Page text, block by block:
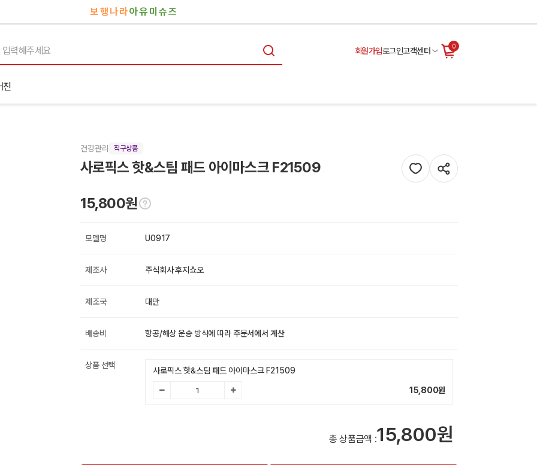
보행나라아유미슈즈
회원가입로그인고객센터 0
진
건강관리 직구상품
사로픽스 핫&스팀 패드 아이마스크 F21509
15,800원
모델명 U0917
제조사 주식회사 후지쇼오
제조국 대만
배송비 항공/해상 운송 방식에 따라 주문서에서 계산
상품 선택
사로픽스 핫&스팀 패드 아이마스크 F21509
15,800원
총 상품금액 :15,800원